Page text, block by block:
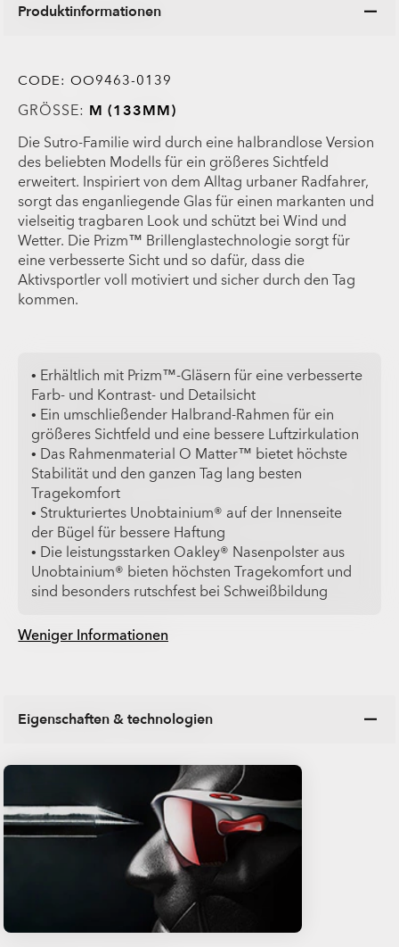
Produktinformationen
CODE: OO9463-0139
GRÖSSE: M (133MM)
Die Sutro-Familie wird durch eine halbrandlose Version
des beliebten Modells für ein größeres Sichtfeld
erweitert. Inspiriert von dem Alltag urbaner Radfahrer,
sorgt das enganliegende Glas für einen markanten und
vielseitig tragbaren Look und schützt bei Wind und
Wetter. Die Prizm™ Brillenglastechnologie sorgt für
eine verbesserte Sicht und so dafür, dass die
Aktivsportler voll motiviert und sicher durch den Tag
kommen.
Weniger Informationen
• Erhältlich mit Prizm™-Gläsern für eine verbesserte
Farb- und Kontrast- und Detailsicht
• Ein umschließender Halbrand-Rahmen für ein
größeres Sichtfeld und eine bessere Luftzirkulation
• Das Rahmenmaterial O Matter™ bietet höchste
Stabilität und den ganzen Tag lang besten
Tragekomfort
• Strukturiertes Unobtainium® auf der Innenseite
der Bügel für bessere Haftung
• Die leistungsstarken Oakley® Nasenpolster aus
Unobtainium® bieten höchsten Tragekomfort und
sind besonders rutschfest bei Schweißbildung
Eigenschaften & technologien